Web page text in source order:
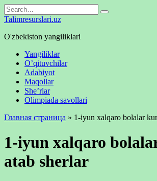
Skip
to
Search
for:
Talimresurslari.uz
O'zbekiston yangiliklari
Yangiliklar
O’qituvchilar
Adabiyot
Maqollar
She’rlar
Olimpiada savollari
Главная страница » 1-iyun xalqaro bolalar
1-iyun xalqaro
atab sherlar